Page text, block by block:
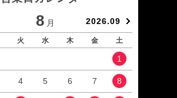
8 月 2026.09
火 水 木 金 土
1
4 5 6 7 8